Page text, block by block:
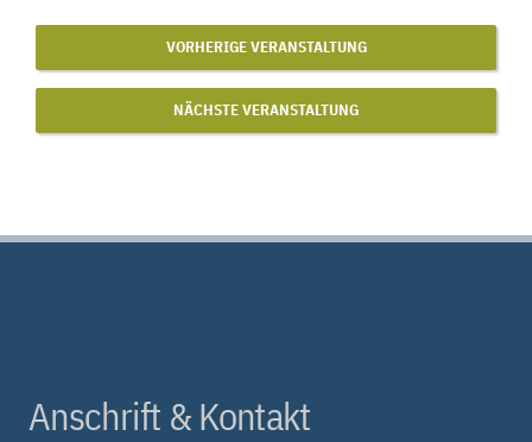
VORHERIGE VERANSTALTUNG
NÄCHSTE VERANSTALTUNG
Anschrift & Kontakt